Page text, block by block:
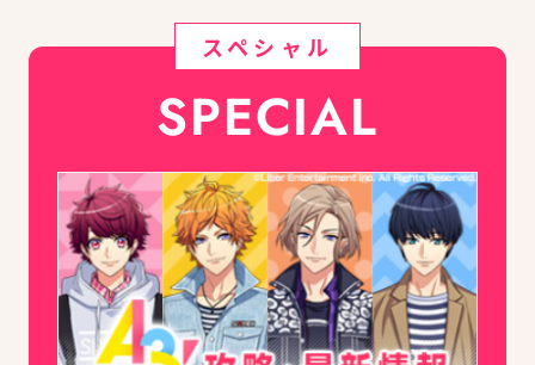
スペシャル
SPECIAL